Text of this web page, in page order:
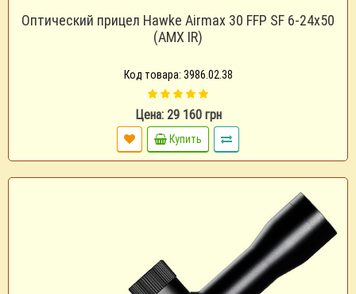
Оптический прицел Hawke Airmax 30 FFP SF 6-24x50
(AMX IR)
Код товара: 3986.02.38
Цена: 29 160 грн
Купить